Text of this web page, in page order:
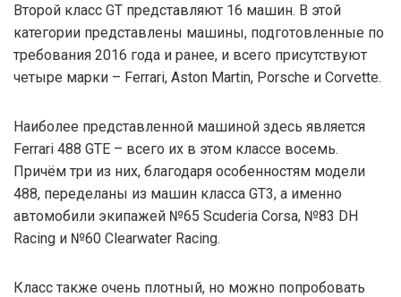
Второй класс GT представляют 16 машин. В этой
категории представлены машины, подготовленные по
требования 2016 года и ранее, и всего присутствуют
четыре марки – Ferrari, Aston Martin, Porsche и Corvette.
Наиболее представленной машиной здесь является
Ferrari 488 GTE – всего их в этом классе восемь.
Причём три из них, благодаря особенностям модели
488, переделаны из машин класса GT3, а именно
автомобили экипажей №65 Scuderia Corsa, №83 DH
Racing и №60 Clearwater Racing.
Класс также очень плотный, но можно попробовать